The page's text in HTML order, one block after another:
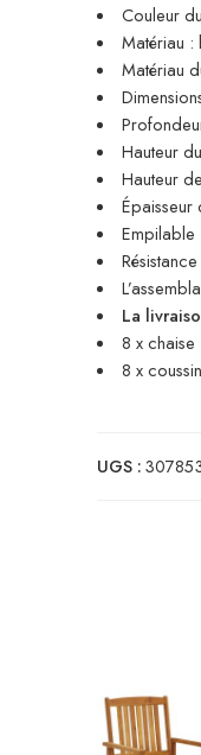
Couleur
Matériau :
Matériau
Hauteur
Hauteur
Épaisseur
Empilable
La
8 x chaise
8 x coussin
UGS :